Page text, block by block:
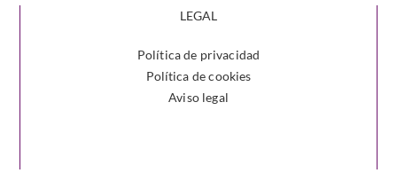
LEGAL
Política de privacidad
Política de cookies
Aviso legal